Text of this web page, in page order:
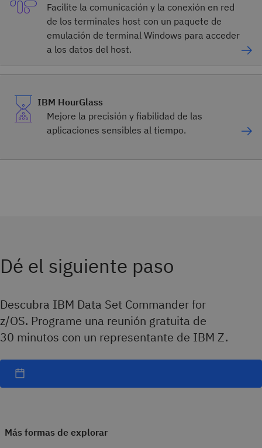
Facilite la comunicación y la conexión en red
de los terminales host con un paquete de
emulación de terminal Windows para acceder
a los datos del host.
IBM HourGlass
Mejore la precisión y fiabilidad de las
aplicaciones sensibles al tiempo.
Dé el siguiente paso
Descubra IBM Data Set Commander for
z/OS. Programe una reunión gratuita de
30 minutos con un representante de IBM Z.
Más formas de explorar